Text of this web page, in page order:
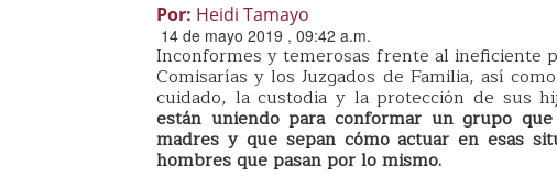
Por: Heidi Tamayo
14 de mayo 2019 , 09:42 a.m.
Inconformes y temerosas frente al ineficiente
Comisarías y los Juzgados de Familia, así
cuidado, la custodia y la protección de sus
están uniendo para conformar un grupo
madres y que sepan cómo actuar en esas
hombres que pasan por lo mismo.